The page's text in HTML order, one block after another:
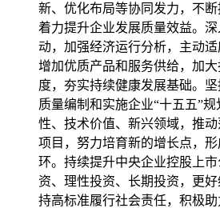
新、优化布局等协同发力，不断
着力提升企业发展质量效益。
动，加强经济运行分析，主动
增加优质产品和服务供给，加
度，夯实持续健康发展基础。
质量编制和实施企业“十五五”
性、技术价值、新兴领域，推
项目，努力培育新的增长点，
环。持续提升中央企业控股上
资、理性投资、长期投资，更
持高标准履行社会责任，积极